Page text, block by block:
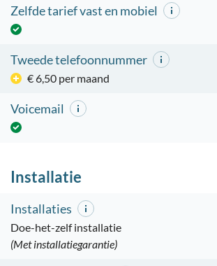
Zelfde tarief vast en mobiel
Tweede telefoonnummer
€ 6,50 per maand
Voicemail
Installatie
Installaties
Doe-het-zelf installatie
(Met installatiegarantie)